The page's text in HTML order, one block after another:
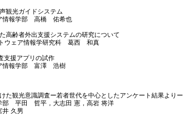
観光ガイドシステム
報学部 高橋 佑希也
高齢者外出支援システムの研究について
ェア情報学研究科 葛西 和真
支援アプリの試作
報学部 富澤 浩樹
た観光意識調査ー若者世代を中心としたアンケート結果よりー
平田 哲平，大志田 憲，高岩 将洋
久男